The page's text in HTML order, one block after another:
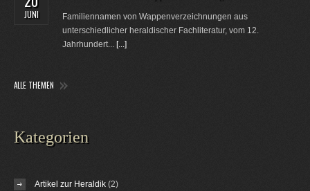
JUNI
Familiennamen von Wappenverzeichnungen aus
unterschiedlicher heraldischer Fachliteratur, vom 12.
Jahrhundert... [...]
ALLE THEMEN
Kategorien
Artikel zur Heraldik (2)